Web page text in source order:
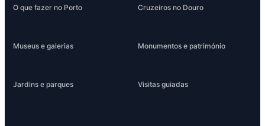
O que fazer no Porto Cruzeiros no Douro
Museus e galerias Monumentos e património
Jardins e parques Visitas guiadas